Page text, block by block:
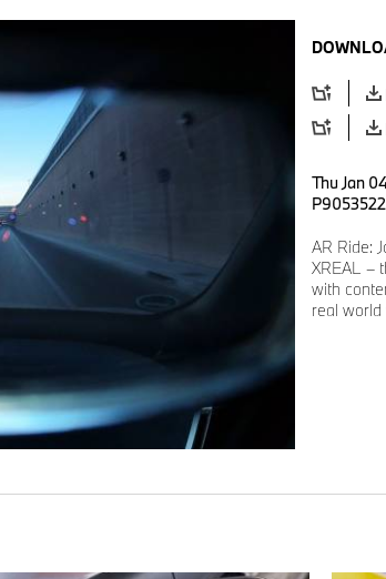
Thu Jan
AR Ride:
XREAL –
with
real world